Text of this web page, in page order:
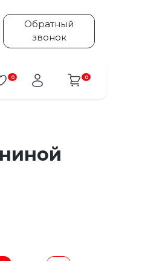
Обратный
звонок
0 0